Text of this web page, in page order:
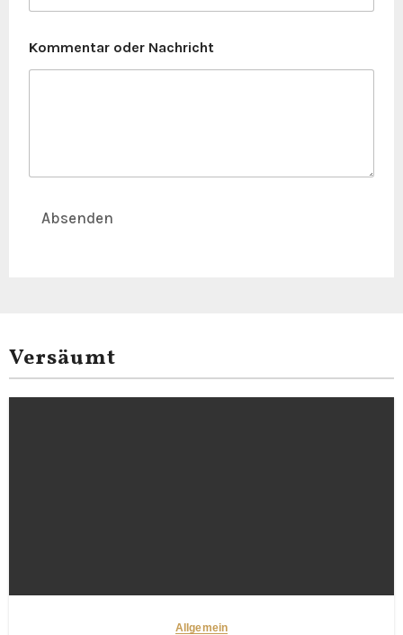
Kommentar oder Nachricht
Absenden
Versäumt
Allgemein